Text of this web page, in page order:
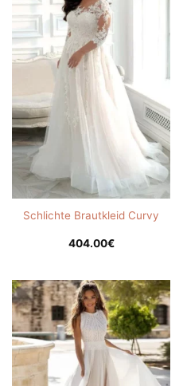
Schlichte Brautkleid Curvy
404.00€